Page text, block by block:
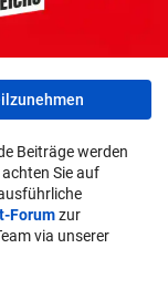
Beiträge werden
Sie auf
Forumzur
via unserer